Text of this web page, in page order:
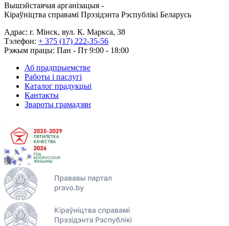
Вышэйстаячая арганізацыя -
Кіраўніцтва справамі Прэзідэнта Рэспублікі Беларусь
Адрас: г. Мінск, вул. К. Маркса, 38
Тэлефон: + 375 (17) 222-35-56
Рэжым працы: Пан - Пт 9:00 - 18:00
Аб прадпрыемстве
Работы і паслугі
Каталог прадукцыі
Кантакты
Звароты грамадзян